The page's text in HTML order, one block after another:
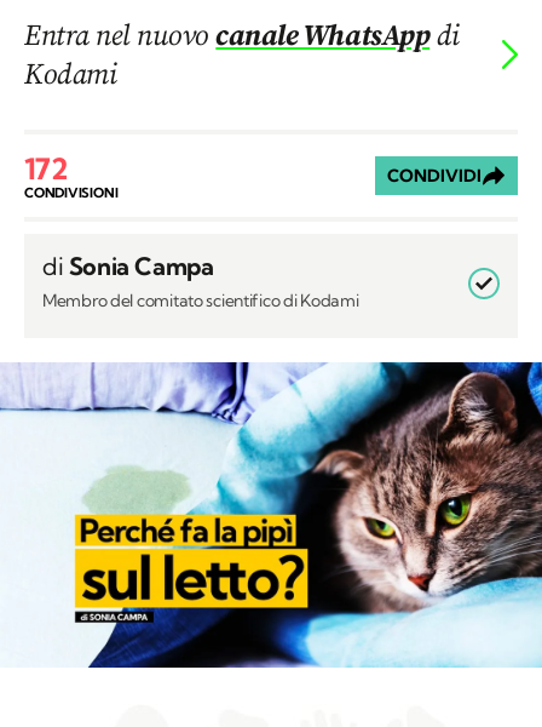
Entra nel nuovocanale WhatsAppdi
Kodami
172
CONDIVISIONI
CONDIVIDI
di Sonia Campa
Membro del comitato scientifico di Kodami